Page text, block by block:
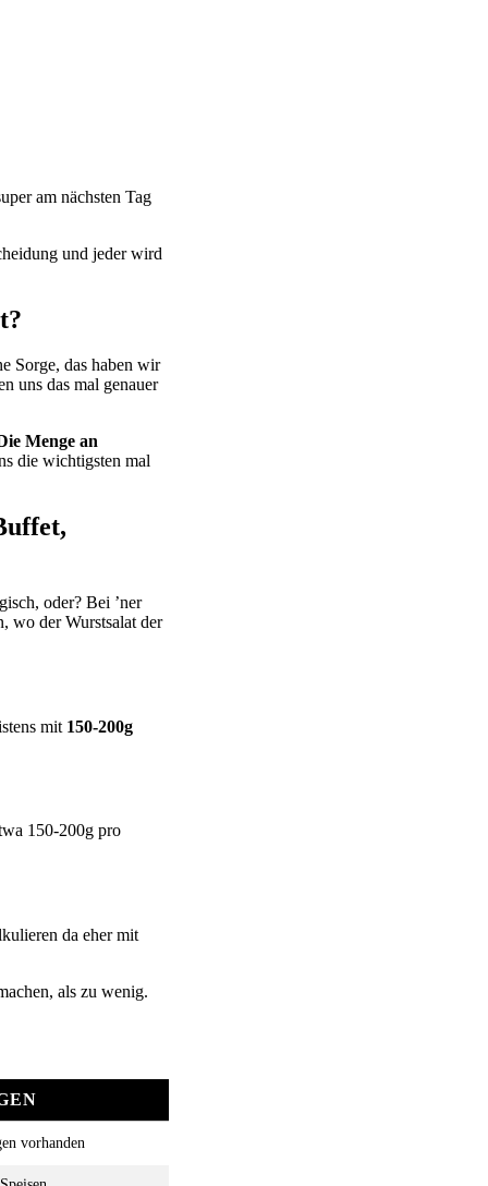
am nächsten Tag
und jeder wird
Sorge, das haben wir
uns das mal genauer
Menge an
die wichtigsten mal
oder? Bei ’ner
wo der Wurstsalat der
mit 150-200g
150-200g pro
da eher mit
als zu wenig.
vorhanden